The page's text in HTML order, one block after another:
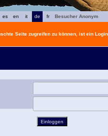
fr
de
it
en
es
Besucher Anonym
Seite zugreifen zu können, ist ein